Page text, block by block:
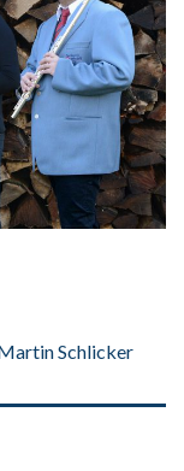
Schlicker